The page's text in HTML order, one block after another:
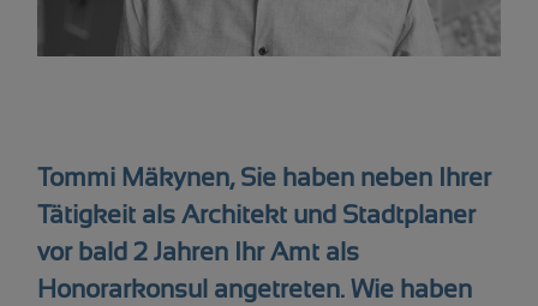
Tommi Mäkynen, Sie haben neben Ihrer
Tätigkeit als Architekt und Stadtplaner
vor bald 2 Jahren Ihr Amt als
Honorarkonsul angetreten. Wie haben